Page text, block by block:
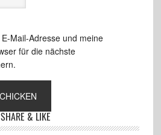
Mail-Adresse und meine
für die nächste
SHARE & LIKE